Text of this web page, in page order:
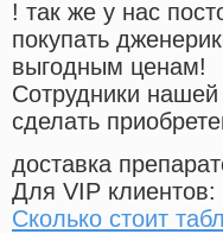
! так же у нас
покупать
выгодным ценам!
Cотрудники
сделать
доставка
Для VIP
Сколько стоит